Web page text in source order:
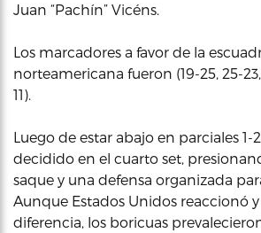
Juan “Pachín” Vicéns.
Los marcadores a favor de la
norteamericana fueron (19-25, 25-23,
11).
Luego de estar abajo en parciales 1-
decidido en el cuarto set,
saque y una defensa organizada
Aunque Estados Unidos reaccionó
diferencia, los boricuas